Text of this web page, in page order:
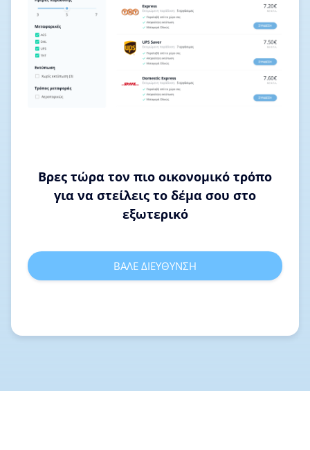
Βρες τώρα τον πιο οικονομικό τρόπο
για να στείλεις το δέμα σου στο
εξωτερικό
ΒΑΛΕ ΔΙΕΥΘΥΝΣΗ